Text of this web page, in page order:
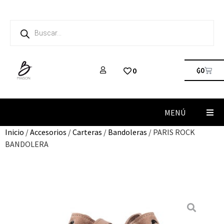
0 ₲0
MENÚ
Inicio /Accesorios /Carteras / Bandoleras / PARIS ROCK
BANDOLERA